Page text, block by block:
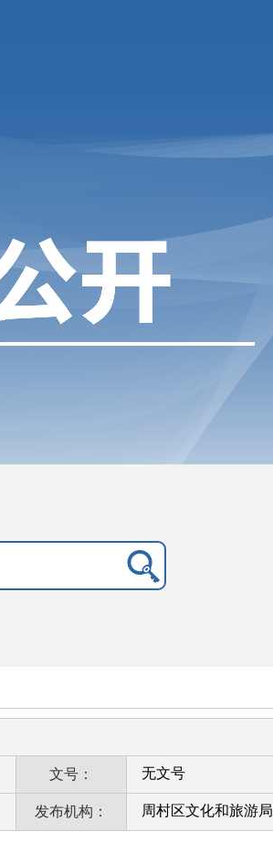
文号： 无文号
发布机构： 周村区文化和旅游局